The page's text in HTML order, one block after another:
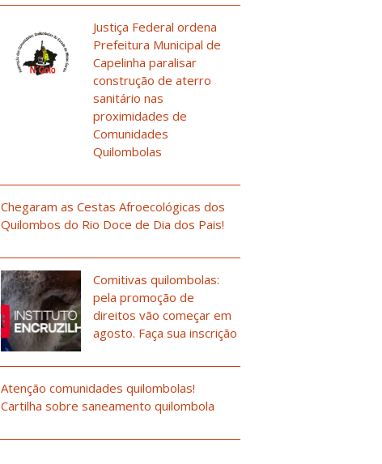
Justiça Federal ordena
Prefeitura Municipal de
Capelinha paralisar
construção de aterro
sanitário nas
proximidades de
Comunidades
Quilombolas
Chegaram as Cestas Afroecológicas dos
Quilombos do Rio Doce de Dia dos Pais!
Comitivas quilombolas:
pela promoção de
direitos vão começar em
agosto. Faça sua inscrição
Atenção comunidades quilombolas!
Cartilha sobre saneamento quilombola